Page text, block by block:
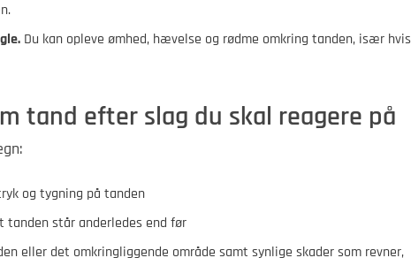
Du kan opleve ømhed, hævelse og rødme omkring tanden, især hvis
tand efter slag du skal reagere på
og tygning på tanden
står anderledes end før
eller det omkringliggende område samt synlige skader som revner,